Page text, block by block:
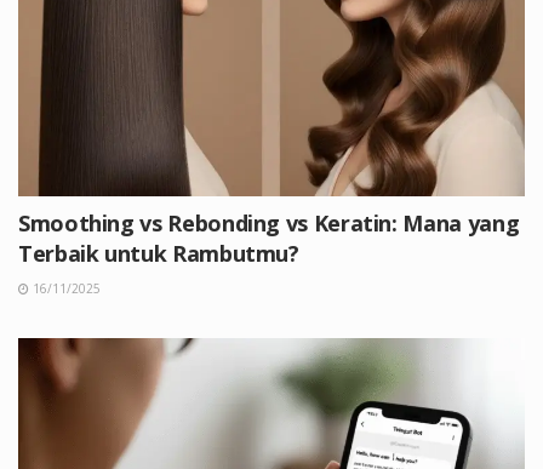
Smoothing vs Rebonding vs Keratin: Mana yang
Terbaik untuk Rambutmu?
16/11/2025